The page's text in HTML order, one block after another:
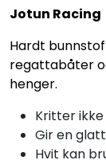
Jotun Racing
Hardt
regattabåter
henger.
Kritter ikke
Gir en
Hvit kan